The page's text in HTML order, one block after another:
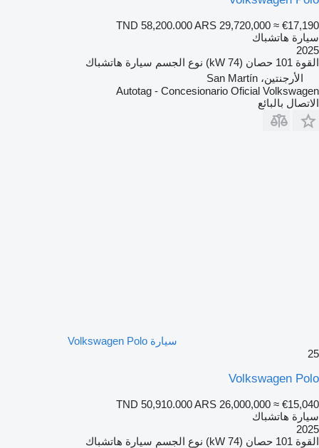
TND 58,200.000ARS 29,720,000 ≈ €17,190
سيارة هاتشباك
2025
القوة 101 حصان (74 kW) نوع الجسم سيارة هاتشباك
الأرجنتين، San Martín
Autotag - Concesionario Oficial Volkswagen
الاتصال بالبائع
سيارة Volkswagen Polo
25
Volkswagen Polo
TND 50,910.000ARS 26,000,000 ≈ €15,040
سيارة هاتشباك
2025
القوة 101 حصان (74 kW) نوع الجسم سيارة هاتشباك